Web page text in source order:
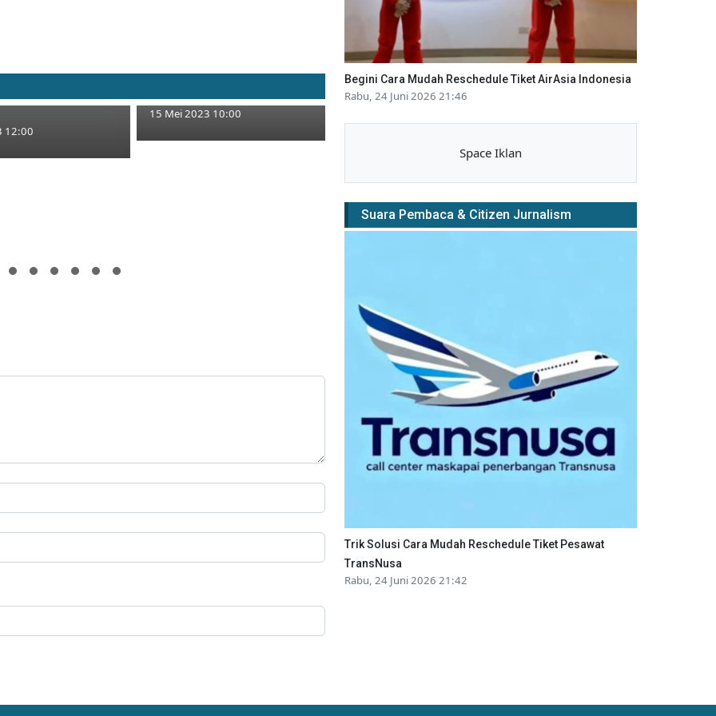
Tingkat Bawah
12:00
Karangan Bunga Tuban yang
15 Mei 2023 10:00
Begini Cara Mudah Reschedule Tiket AirAsia Indonesia
Rabu, 24 Juni 2026 21:46
Space Iklan
Suara Pembaca & Citizen Jurnalism
Trik Solusi Cara Mudah Reschedule Tiket Pesawat
TransNusa
Rabu, 24 Juni 2026 21:42